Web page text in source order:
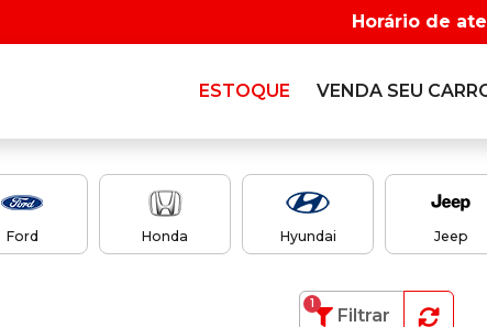
Horário de
ESTOQUE VENDA SEU
Ford Honda Hyundai Jeep
Filtrar
1